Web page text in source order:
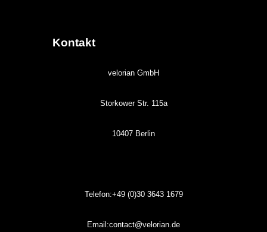
Kontakt
velorian GmbH
Storkower Str. 115a
10407 Berlin
Telefon:+49 (0)3036431679
Email:contact@velorian.de